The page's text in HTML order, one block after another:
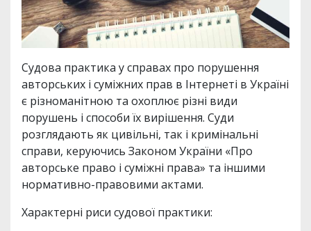
Судова практика у справах про порушення
авторських і суміжних прав в Інтернеті в Україні
є різноманітною та охоплює різні види
порушень і способи їх вирішення. Суди
розглядають як цивільні, так і кримінальні
справи, керуючись Законом України «Про
авторське право і суміжні права» та іншими
нормативно-правовими актами.
Характерні риси судової практики: